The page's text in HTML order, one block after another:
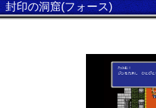
封印の洞窟(フォース)